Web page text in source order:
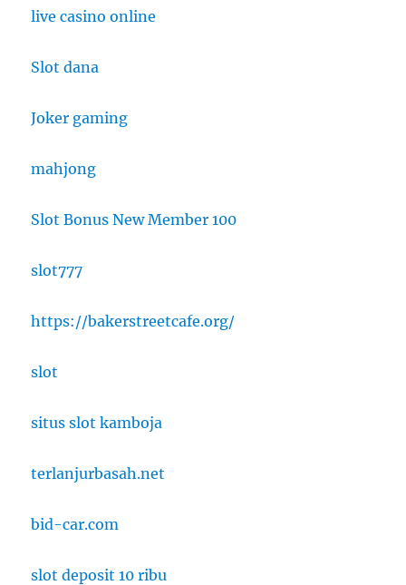
live casino online
Slot dana
Joker gaming
mahjong
Slot Bonus New Member 100
slot777
https://bakerstreetcafe.org/
slot
situs slot kamboja
terlanjurbasah.net
bid-car.com
slot deposit 10 ribu